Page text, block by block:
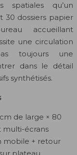
spatiales qu’un
30 dossiers papier
accueillant
une circulation
toujours une
dans le détail
synthétisés.
de large × 80
écrans
mobile + retour